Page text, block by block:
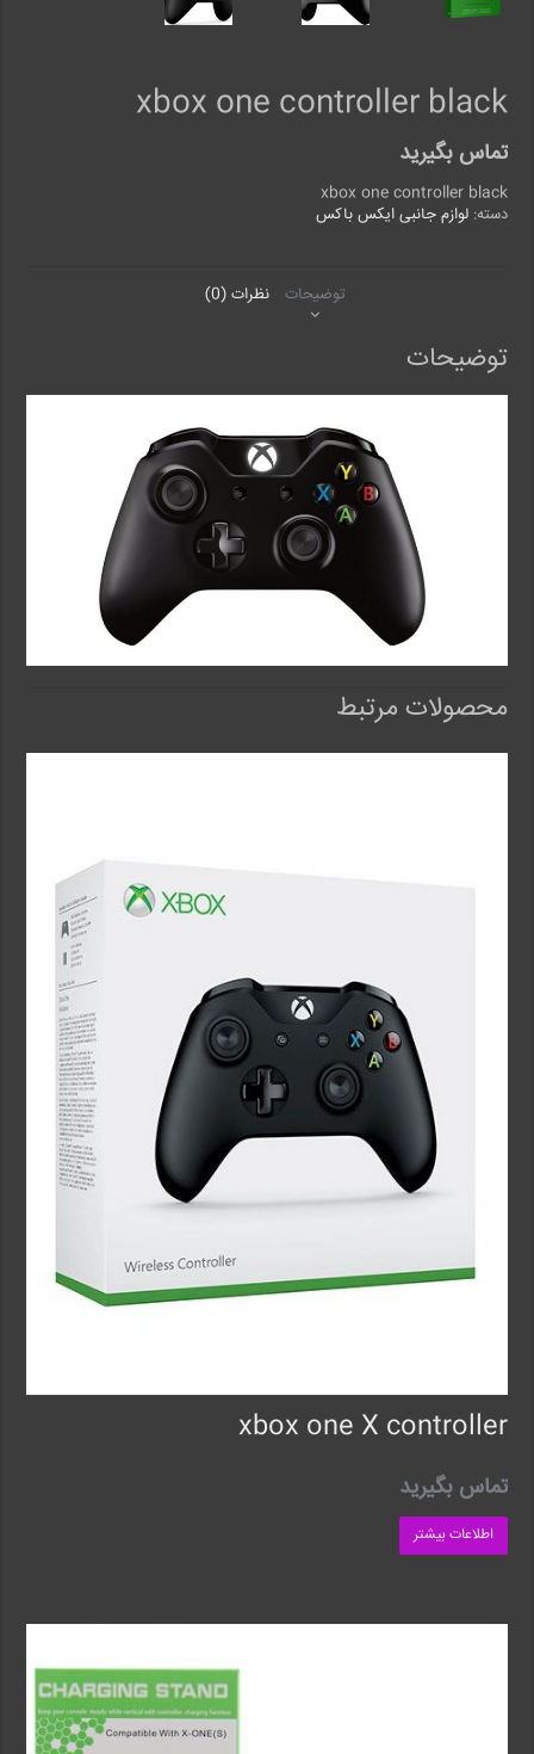
xbox one controller black
تماس بگیرید
xbox one controller black
دسته:لوازم جانبی ایکس باکس
توضیحات نظرات (0)
توضیحات
محصولات مرتبط
xbox one X controller
تماس بگیرید
اطلاعات بیشتر